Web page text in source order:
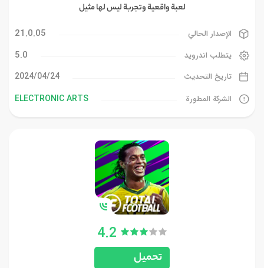
لعبة واقعية وتجربة ليس لها مثيل
الإصدار الحالي 21.0.05
يتطلب اندرويد 5.0
تاريخ التحديث 24‏/04‏/2024
الشركة المطورة ELECTRONIC ARTS
4.2
تحميل